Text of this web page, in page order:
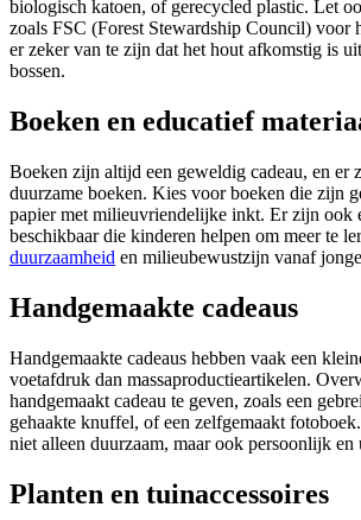
biologisch katoen, of gerecycled plastic. Let
zoals FSC (Forest Stewardship Council) voor
er zeker van te zijn dat het hout afkomstig is
bossen.
Boeken en educatief
Boeken zijn altijd een geweldig cadeau, en er
duurzame boeken. Kies voor boeken die zijn
papier met milieuvriendelijke inkt. Er zijn ook
beschikbaar die kinderen helpen om meer te
duurzaamheid en milieubewustzijn vanaf
Handgemaakte cadeaus
Handgemaakte cadeaus hebben vaak een
voetafdruk dan massaproductieartikelen.
handgemaakt cadeau te geven, zoals een
gehaakte knuffel, of een zelfgemaakt
niet alleen duurzaam, maar ook persoonlijk en
Planten en tuinaccessoires